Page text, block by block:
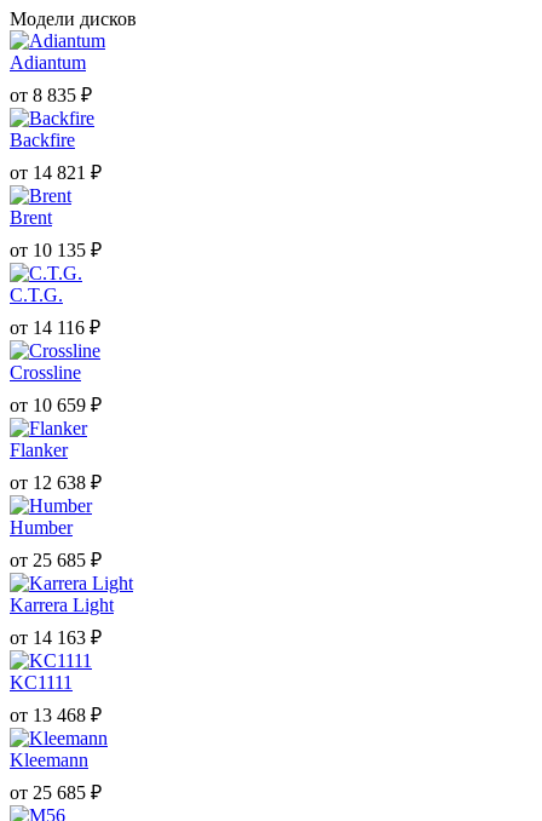
Модели дисков
Adiantum
от 8 835 ₽
Backfire
от 14 821 ₽
Brent
от 10 135 ₽
C.T.G.
от 14 116 ₽
Crossline
от 10 659 ₽
Flanker
от 12 638 ₽
Humber
от 25 685 ₽
Karrera Light
от 14 163 ₽
KC1111
от 13 468 ₽
Kleemann
от 25 685 ₽